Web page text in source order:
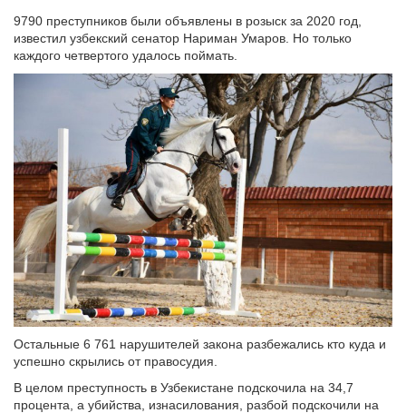
9790 преступников были объявлены в розыск за 2020 год,
известил узбекский сенатор Нариман Умаров. Но только
каждого четвертого удалось поймать.
Остальные 6 761 нарушителей закона разбежались кто куда и
успешно скрылись от правосудия.
В целом преступность в Узбекистане подскочила на 34,7
процента, а убийства, изнасилования, разбой подскочили на